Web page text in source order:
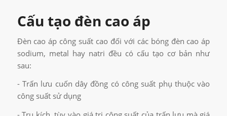
Cấu tạo đèn cao áp
Đèn cao áp công suất cao đối với các bóng đèn cao áp
sodium, metal hay natri đều có cấu tạo cơ bản như
sau:
- Trấn lưu cuốn dây đồng có công suất phụ thuộc vào
công suất sử dụng